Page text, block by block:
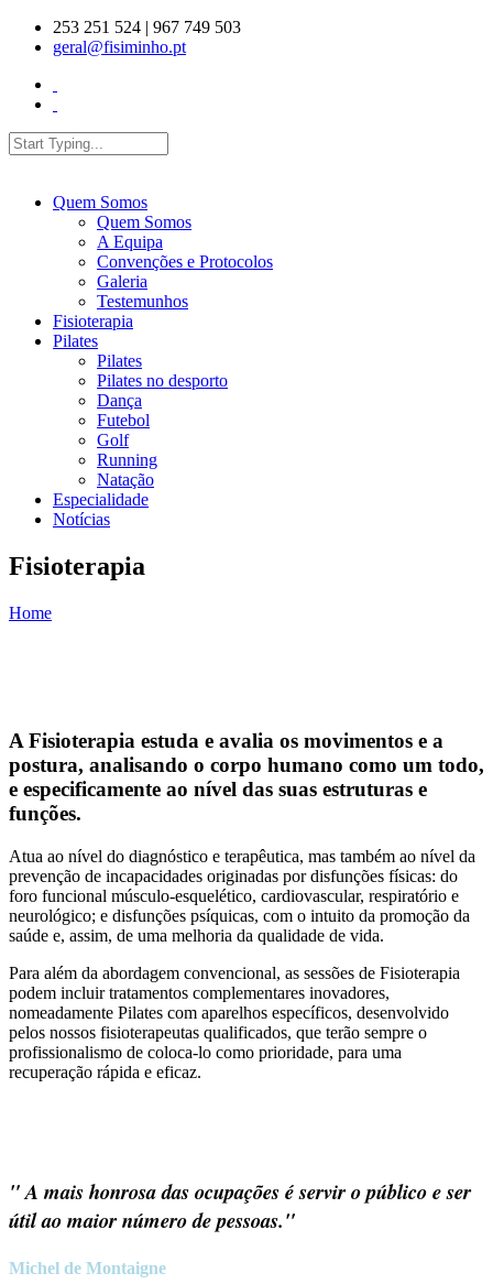
Skip to main content
253 251 524 | 967 749 503
geral@fisiminho.pt
Search
Quem Somos
Quem Somos
A Equipa
Convenções e Protocolos
Galeria
Testemunhos
Fisioterapia
Pilates
Pilates
Pilates no desporto
Dança
Futebol
Golf
Running
Natação
Especialidade
Notícias
Fisioterapia
Home
A Fisioterapia estuda e avalia os movimentos e a
postura, analisando o corpo humano como um todo,
e especificamente ao nível das suas estruturas e
funções.
Atua ao nível do diagnóstico e terapêutica, mas também ao nível da
prevenção de incapacidades originadas por disfunções físicas: do
foro funcional músculo-esquelético, cardiovascular, respiratório e
neurológico; e disfunções psíquicas, com o intuito da promoção da
saúde e, assim, de uma melhoria da qualidade de vida.
Para além da abordagem convencional, as sessões de Fisioterapia
podem incluir tratamentos complementares inovadores,
nomeadamente Pilates com aparelhos específicos, desenvolvido
pelos nossos fisioterapeutas qualificados, que terão sempre o
profissionalismo de coloca-lo como prioridade, para uma
recuperação rápida e eficaz.
" A mais honrosa das ocupações é servir o público e ser
útil ao maior número de pessoas."
Michel de Montaigne